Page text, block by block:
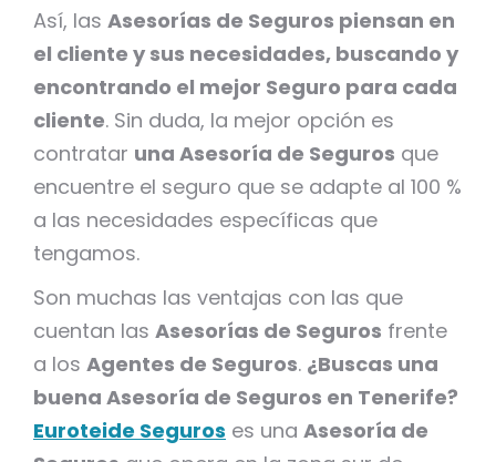
Así, las Asesorías de Seguros piensan en
el cliente y sus necesidades, buscando y
encontrando el mejor Seguro para cada
cliente. Sin duda, la mejor opción es
contratar una Asesoría de Seguros que
encuentre el seguro que se adapte al 100 %
a las necesidades específicas que
tengamos.
Son muchas las ventajas con las que
cuentan las Asesorías de Seguros frente
a los Agentes de Seguros. ¿Buscas una
buena Asesoría de Seguros en Tenerife?
Euroteide Seguros es una Asesoría de